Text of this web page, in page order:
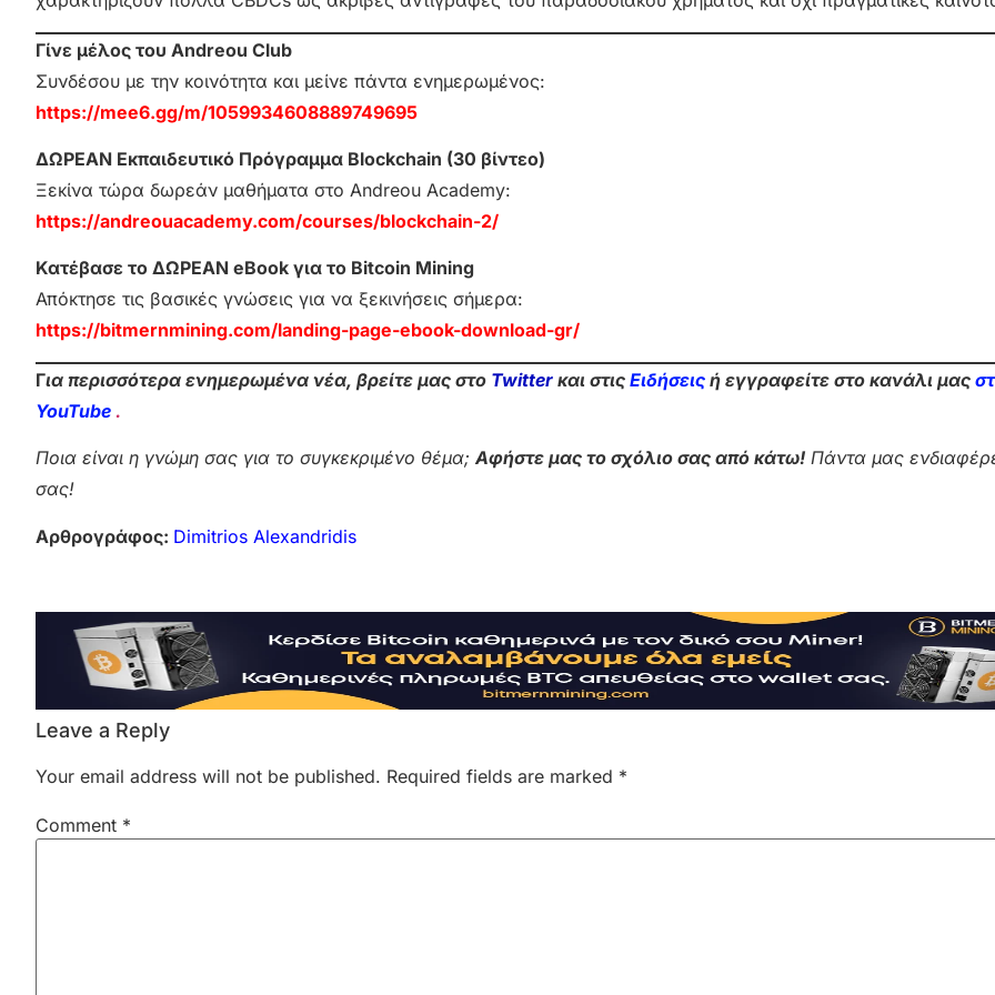
Γίνε μέλος του Andreou Club
Συνδέσου με την κοινότητα και μείνε πάντα ενημερωμένος:
https://mee6.gg/m/1059934608889749695
ΔΩΡΕΑΝ Εκπαιδευτικό Πρόγραμμα Blockchain (30 βίντεο)
Ξεκίνα τώρα δωρεάν μαθήματα στο Andreou Academy:
https://andreouacademy.com/courses/blockchain-2/
Κατέβασε το ΔΩΡΕΑΝ eBook για το Bitcoin Mining
Απόκτησε τις βασικές γνώσεις για να ξεκινήσεις σήμερα:
https://bitmernmining.com/landing-page-ebook-download-gr/
Για περισσότερα ενημερωμένα νέα, βρείτε μας στο Twitter και στις Ειδήσεις ή εγγραφείτε στο κανάλι μας
YouTube .
Ποια είναι η γνώμη σας για το συγκεκριμένο θέμα;Αφήστε μας το σχόλιο σας από κάτω! Πάντα μας
σας!
Αρθρογράφος: Dimitrios Alexandridis
Leave a Reply
Your email address will not be published. Required fields are marked *
Comment *